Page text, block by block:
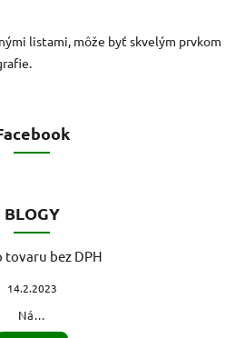
listami, môže byť skvelým prvkom
BLOGY
tovaru bez DPH
14.2.2023
Ná...